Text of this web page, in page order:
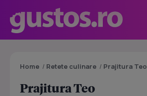
Home / Retete culinare / Prajitura Teo
Prajitura Teo